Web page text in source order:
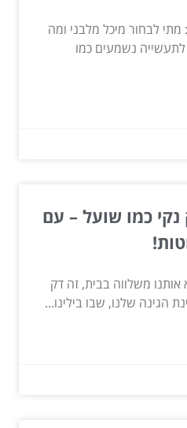
לבחור מיכל מלבני ומה
לתעשייה נשמעים כמו
כמו שועל – עם
משלווה בבית, זה דק
הגינה שלנו, שבו בילינו...